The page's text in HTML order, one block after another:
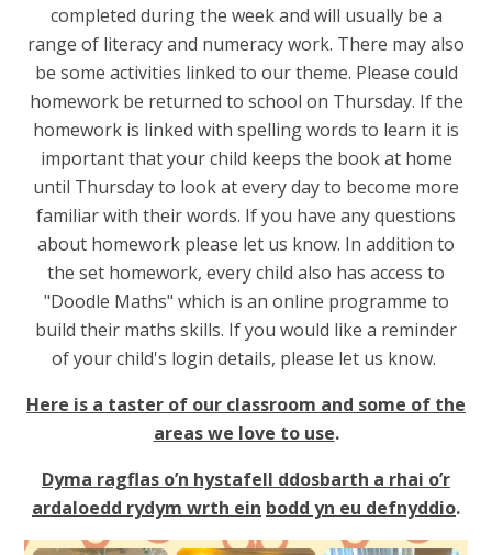
completed during the week and will usually be a
range of literacy and numeracy work. There may also
be some activities linked to our theme. Please could
homework be returned to school on Thursday. If the
homework is linked with spelling words to learn it is
important that your child keeps the book at home
until Thursday to look at every day to become more
familiar with their words. If you have any questions
about homework please let us know. In addition to
the set homework, every child also has access to
"Doodle Maths" which is an online programme to
build their maths skills. If you would like a reminder
of your child's login details, please let us know.
Here is a taster of our classroom and some of the
areas we love to use.
Dyma ragflas o’n hystafell ddosbarth a rhai o’r
ardaloedd rydym wrth ein bodd yn eu defnyddio.